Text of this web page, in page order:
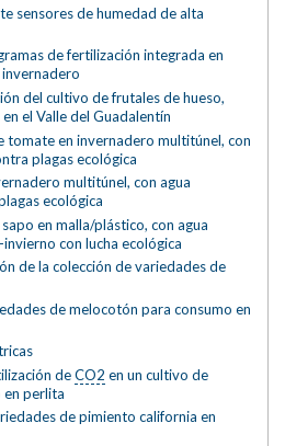
sensores de humedad de alta
de fertilización integrada en
del cultivo de frutales de hueso,
el Valle del Guadalentín
tomate en invernadero multitúnel, con
plagas ecológica
multitúnel, con agua
ecológica
en malla/plástico, con agua
con lucha ecológica
de la colección de variedades de
de melocotón para consumo en
deCO2 en un cultivo de
en perlita
de pimiento california en